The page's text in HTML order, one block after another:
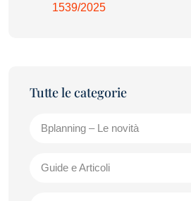
1539/2025
Bplanning – Le novità
Guide e Articoli